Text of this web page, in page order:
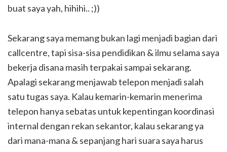
buat saya yah, hihihi.. ;))
Sekarang saya memang bukan lagi menjadi bagian dari
callcentre, tapi sisa-sisa pendidikan & ilmu selama saya
bekerja disana masih terpakai sampai sekarang.
Apalagi sekarang menjawab telepon menjadi salah
satu tugas saya. Kalau kemarin-kemarin menerima
telepon hanya sebatas untuk kepentingan koordinasi
internal dengan rekan sekantor, kalau sekarang ya
dari mana-mana & sepanjang hari suara saya harus